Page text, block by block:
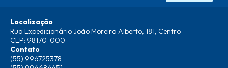
Localização
Rua Expedicionário João Moreira Alberto, 181, Centro
CEP: 98170-000
Contato
(55) 996725378